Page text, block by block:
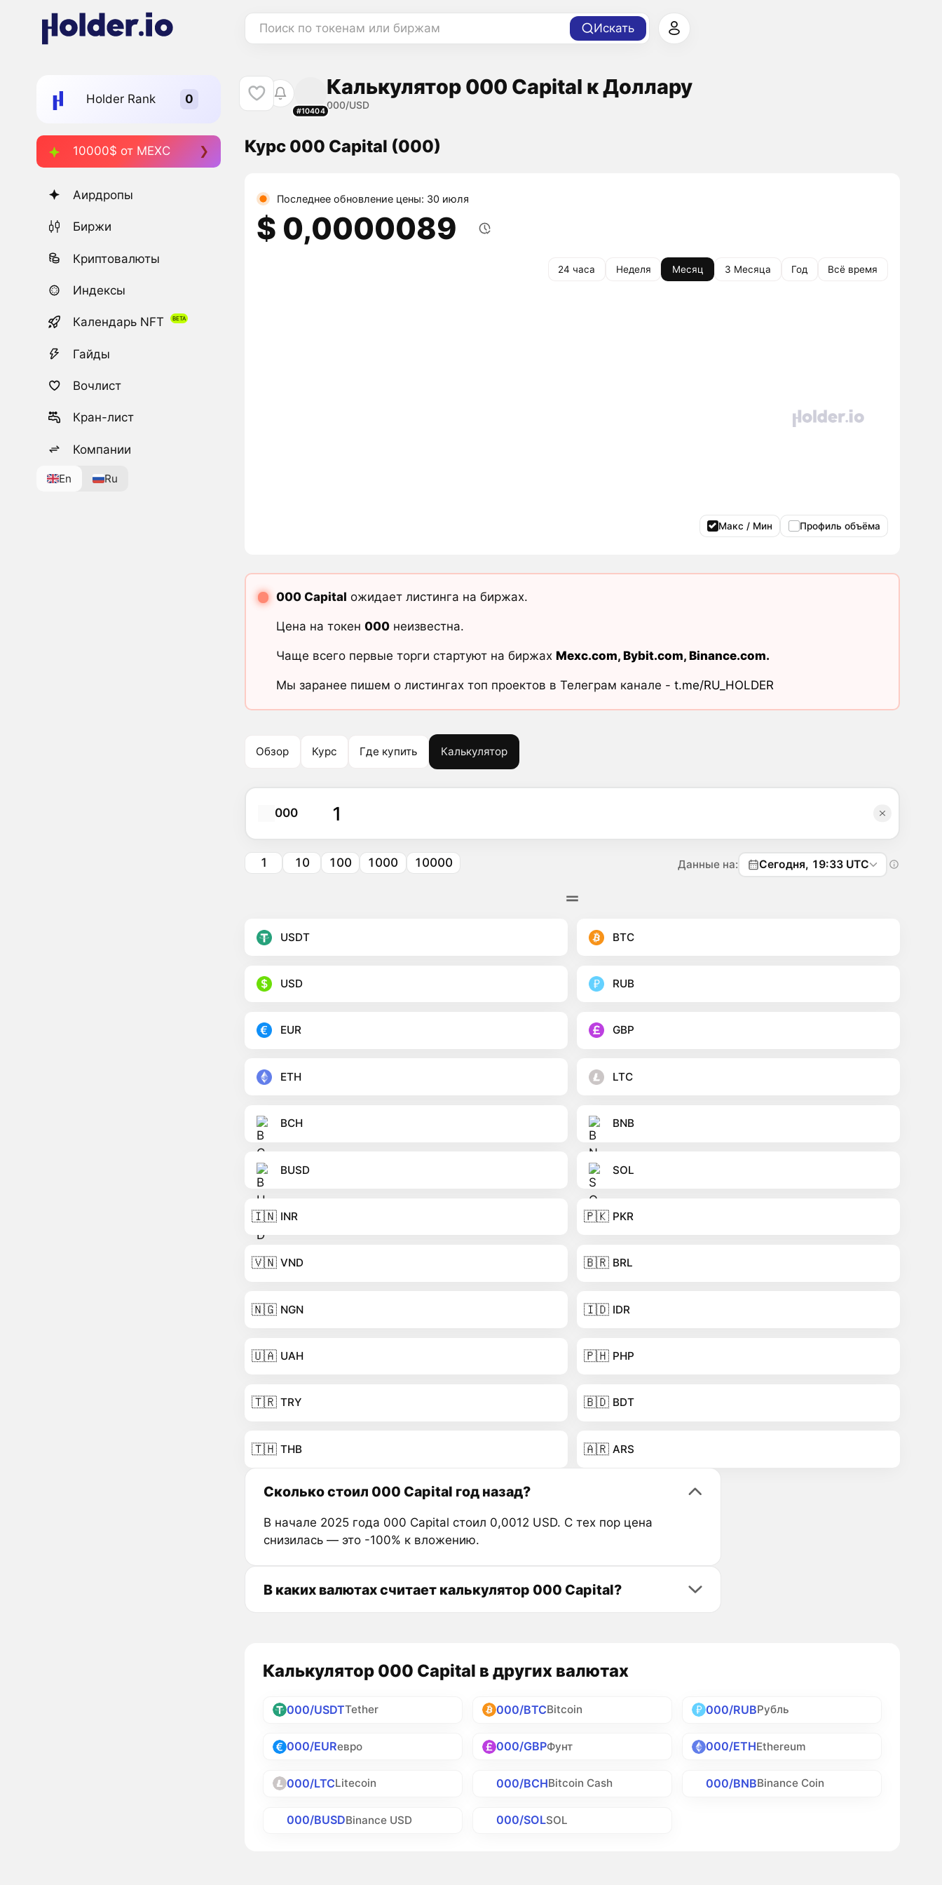
Поиск по токенам или биржам Искать
Holder Rank
10000$ от MEXC
Аирдропы
Биржи
Криптовалюты
Индексы
Календарь NFT
Гайды
Вочлист
Кран-лист
Компании
En Ru
#10404
Калькулятор 000 Capital к Доллару
000/USD
Курс 000 Capital (000)
Последнее обновление цены: 30 июля
$ 0,0000089
24 часа Неделя Месяц 3 Месяца Год Всё время
Макс / Мин Профиль объёма
000 Capital ожидает листинга на биржах.
Цена на токен 000неизвестна.
Чаще всего первые торги стартуют на биржах Mexc.com, Bybit.com, Binance.com.
Мы заранее пишем о листингах топ проектов в Телеграм канале - t.me/RU_HOLDER
Обзор Курс Где купить Калькулятор
000
1 10 100 1000 10000 Данные на: Сегодня, 19:33 UTC
USDT BTC
USD RUB
EUR GBP
ETH LTC
BCH BNB
BUSD SOL
🇮🇳 INR 🇵🇰 PKR
🇻🇳 VND 🇧🇷 BRL
🇳🇬 NGN 🇮🇩 IDR
🇺🇦 UAH 🇵🇭 PHP
🇹🇷 TRY 🇧🇩 BDT
🇹🇭 THB 🇦🇷 ARS
Сколько стоил 000 Capital год назад?
В начале 2025 года 000 Capital стоил 0,0012 USD. С тех пор цена
снизилась — это -100% к вложению.
В каких валютах считает калькулятор 000 Capital?
Калькулятор 000 Capital в других валютах
000/USDTTether 000/BTCBitcoin 000/RUBРубль
000/EURевро 000/GBPФунт 000/ETHEthereum
000/LTCLitecoin 000/BCHBitcoin Cash 000/BNBBinance Coin
000/BUSDBinance USD 000/SOLSOL